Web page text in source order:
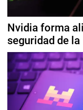
Nvidia forma
seguridad de